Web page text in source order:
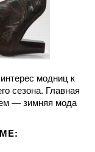
модниц к
сезона. Главная
— зимняя мода